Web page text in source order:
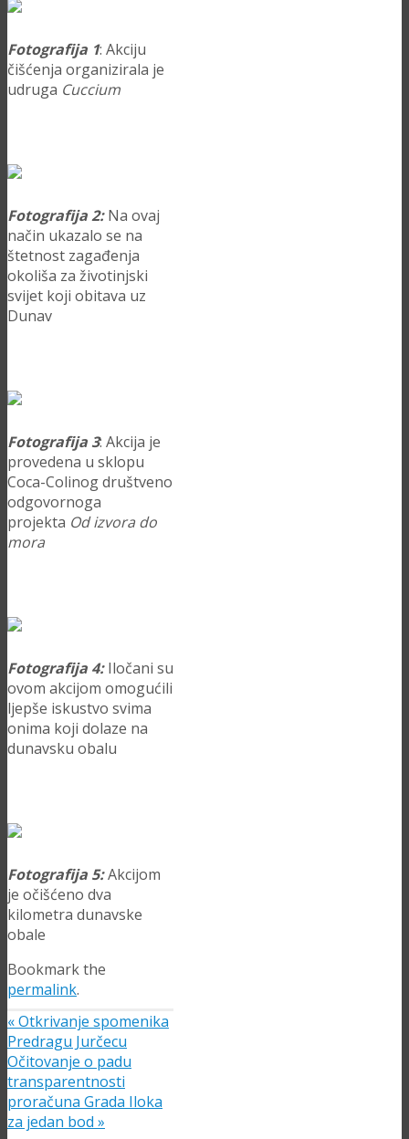
Fotografija 1: Akciju
čišćenja organizirala je
udruga Cuccium
Fotografija 2:Na ovaj
način ukazalo se na
štetnost zagađenja
okoliša za životinjski
svijet koji obitava uz
Dunav
Fotografija 3: Akcija je
provedena u sklopu
Coca-Colinog društveno
odgovornoga
projekta Od izvora do
mora
Fotografija 4:Iločani su
ovom akcijom omogućili
ljepše iskustvo svima
onima koji dolaze na
dunavsku obalu
Fotografija 5:Akcijom
je očišćeno dva
kilometra dunavske
obale
Bookmark the
permalink.
«Otkrivanje spomenika
Predragu Jurčecu
Očitovanje o padu
transparentnosti
proračuna Grada Iloka
za jedan bod »